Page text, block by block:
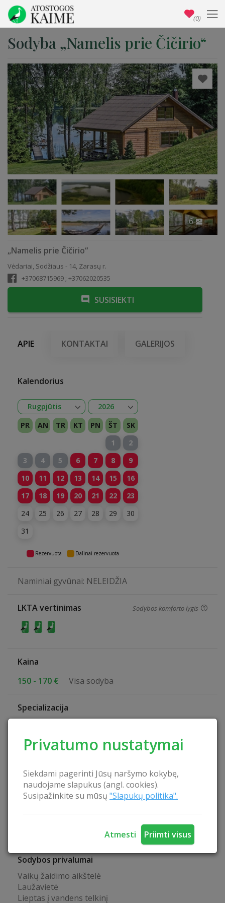
Privatumo nustatymai
Siekdami pagerinti Jūsų naršymo kokybę,
naudojame slapukus (angl. cookies).
Susipažinkite su mūsų "Slapukų politika".
Atmesti Priimti visus
Sodyba „Namelis prie Čičirio“
+6
„Namelis prie Čičirio“
Vėdariai, Sodžiaus - 14, Zarasų r.
+37068715969 ; +37062020535
SUSISIEKTI
APIE KONTAKTAI GALERIJOS
Kalendorius
Rugpjūtis
Sausis
Vasaris
Kovas
Balandis
Gegužė
Birželis
Liepa
Rugpjūtis
Rugsėjis
Spalis
Lapkritis
Gruodis
Atidaryti
2026
2026
2027
Atidaryti
PR AN TR KT PN ŠT
SK
1
2
3
4 5 6 7 8
9
10
11 12 13 14 15
16
17
18 19 20 21 22
23
24
25 26 27 28 29
30
31
Rezervuota Dalinai rezervuota
Naminiai gyvūnai: NELEIDŽIA
LKTA vertinimas Sodybos komforto lygis
Kaina
150 - 170 €
Visa sodyba
Specializacija
Valtis
Vandens dviračiai
Galimybė žvejoti natūraliuose vandens telkiniuose
Naminiai gyvūnai: NELEIDŽIA
Sodybos privalumai
Vaikų žaidimo aikštelė
Laužavietė
Lieptas į vandens telkinį
(0)